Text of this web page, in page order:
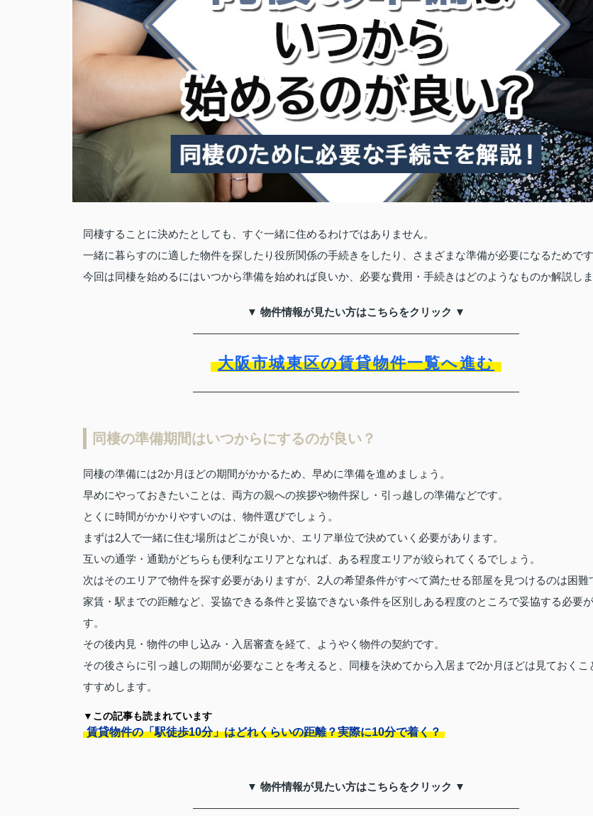
同棲することに決めたとしても、すぐ一緒に住めるわけではありません。
一緒に暮らすのに適した物件を探したり役所関係の手続きをしたり、さまざまな準備が必要になるためです
今回は同棲を始めるにはいつから準備を始めれば良いか、必要な費用・手続きはどのようなものか解説しま
▼ 物件情報が見たい方はこちらをクリック ▼
大阪市城東区の賃貸物件一覧へ進む
同棲の準備期間はいつからにするのが良い？
同棲の準備には2か月ほどの期間がかかるため、早めに準備を進めましょう。
早めにやっておきたいことは、両方の親への挨拶や物件探し・引っ越しの準備などです。
とくに時間がかかりやすいのは、物件選びでしょう。
まずは2人で一緒に住む場所はどこが良いか、エリア単位で決めていく必要があります。
互いの通学・通勤がどちらも便利なエリアとなれば、ある程度エリアが絞られてくるでしょう。
次はそのエリアで物件を探す必要がありますが、2人の希望条件がすべて満たせる部屋を見つけるのは困難
家賃・駅までの距離など、妥協できる条件と妥協できない条件を区別しある程度のところで妥協する必要
す。
その後内見・物件の申し込み・入居審査を経て、ようやく物件の契約です。
その後さらに引っ越しの期間が必要なことを考えると、同棲を決めてから入居まで2か月ほどは見ておくこ
すすめします。
▼この記事も読まれています
賃貸物件の「駅徒歩10分」はどれくらいの距離？実際に10分で着く？
▼ 物件情報が見たい方はこちらをクリック ▼